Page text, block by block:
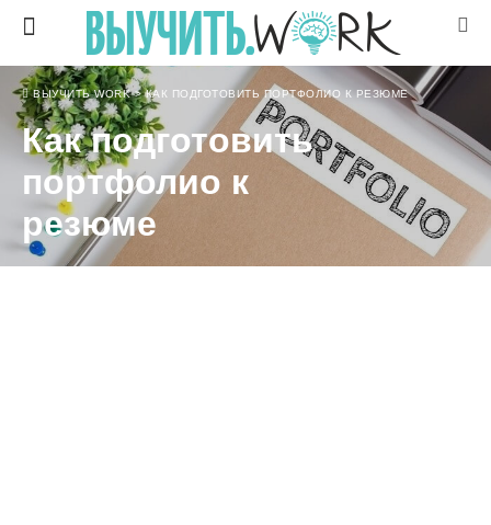
ВЫУЧИТЬ WORK>КАК ПОДГОТОВИТЬ ПОРТФОЛИО К РЕЗЮМЕ
Как подготовить
портфолио к
резюме